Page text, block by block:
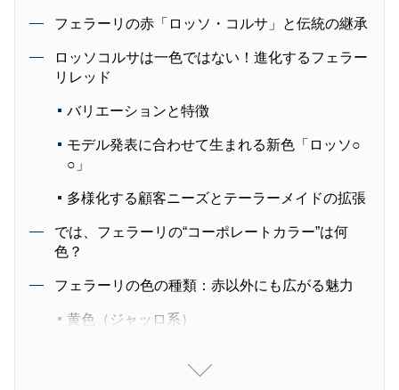
フェラーリの赤「ロッソ・コルサ」と伝統の継承
ロッソコルサは一色ではない！進化するフェラー
リレッド
バリエーションと特徴
モデル発表に合わせて生まれる新色「ロッソ○
○」
多様化する顧客ニーズとテーラーメイドの拡張
では、フェラーリの“コーポレートカラー”は何
色？
フェラーリの色の種類：赤以外にも広がる魅力
黄色（ジャッロ系）